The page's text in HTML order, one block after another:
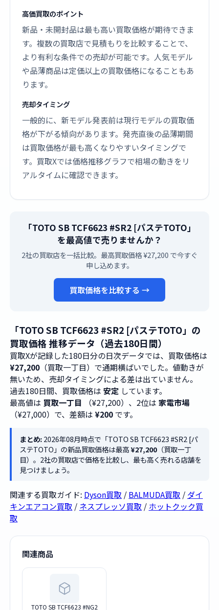
高価買取のポイント
新品・未開封品は最も高い買取価格が期待できま
す。複数の買取店で見積もりを比較することで、
より有利な条件での売却が可能です。人気モデル
や品薄商品は定価以上の買取価格になることもあ
ります。
売却タイミング
一般的に、新モデル発表前は現行モデルの買取価
格が下がる傾向があります。発売直後の品薄期間
は買取価格が最も高くなりやすいタイミングで
す。買取Xでは価格推移グラフで相場の動きをリ
アルタイムに確認できます。
「TOTO SB TCF6623 #SR2 [パステTOTO」
を最高値で売りませんか？
2社の買取店を一括比較。最高買取価格 ¥27,200 で今すぐ
申し込めます。
買取価格を比較する →
「TOTO SB TCF6623 #SR2 [パステTOTO」の
買取価格 推移データ（過去180日間）
買取Xが記録した180日分の日次データでは、買取価格は
¥27,200 （買取一丁目）で通期横ばいでした。値動きが
無いため、売却タイミングによる差は出ていません。
過去180日間、買取価格は 安定 しています。
最高値は 買取一丁目 （¥27,200）、2位は 家電市場
（¥27,000）で、差額は ¥200 です。
まとめ:2026年08月時点で「TOTO SB TCF6623 #SR2 [パ
ステTOTO」の新品買取価格は最高¥27,200（買取一丁
目）。2社の買取店で価格を比較し、最も高く売れる店舗を
見つけましょう。
関連する買取ガイド: Dyson買取 / BALMUDA買取 / ダイ
キンエアコン買取 / ネスプレッソ買取 / ホットクック買
取
関連商品
TOTO SB TCF6623 #NG2